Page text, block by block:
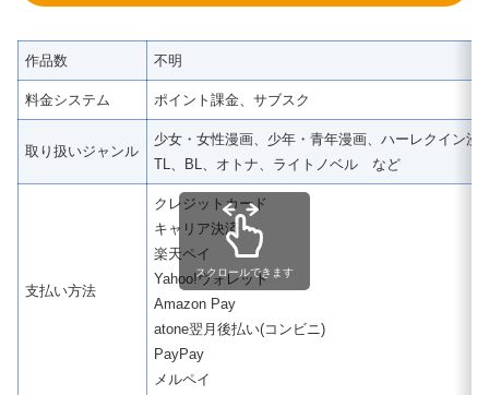
作品数 不明
料金システム ポイント課金、サブスク
取り扱いジャンル
少女・女性漫画、少年・青年漫画、ハーレクイン漫
TL、BL、オトナ、ライトノベル など
支払い方法
クレジットカード
キャリア決済
楽天ペイ
Yahoo!ウォレット
Amazon Pay
atone翌月後払い(コンビニ)
PayPay
メルペイ
スクロールできます